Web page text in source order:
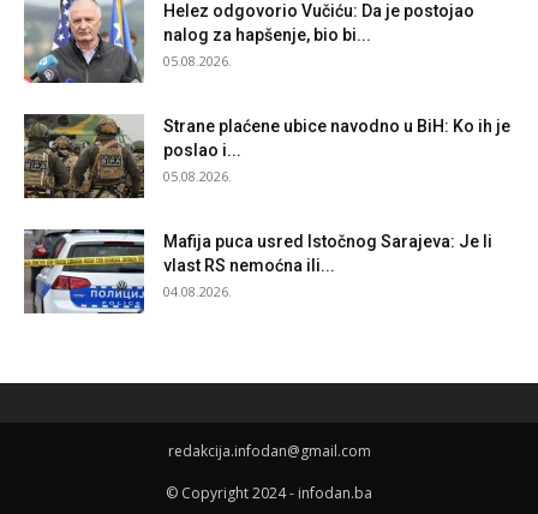
Helez odgovorio Vučiću: Da je postojao
nalog za hapšenje, bio bi...
05.08.2026.
Strane plaćene ubice navodno u BiH: Ko ih je
poslao i...
05.08.2026.
Mafija puca usred Istočnog Sarajeva: Je li
vlast RS nemoćna ili...
04.08.2026.
redakcija.infodan@gmail.com
© Copyright 2024 - infodan.ba